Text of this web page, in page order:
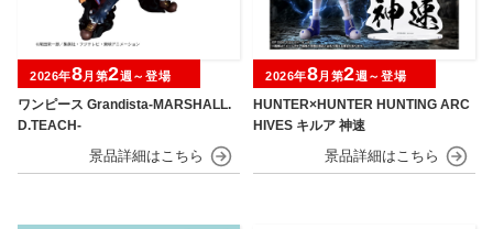
ワンピース Grandista-MARSHALL.
D.TEACH-
2026年8月第2週～登場
HUNTER×HUNTER HUNTING ARC
HIVES キルア 神速
2026年8月第2週～登場